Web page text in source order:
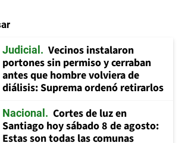
Judicial
Vecinos instalaron
portones sin permiso y cerraban
antes que hombre volviera de
diálisis: Suprema ordenó retirarlos
Nacional
Cortes de luz en
Santiago hoy sábado 8 de agosto:
Estas son todas las comunas